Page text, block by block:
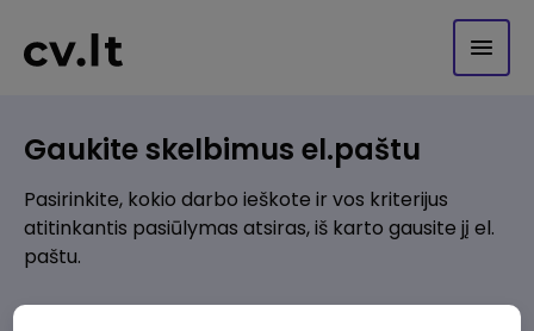
Gaukite skelbimus el.paštu
Pasirinkite, kokio darbo ieškote ir vos kriterijus
atitinkantis pasiūlymas atsiras, iš karto gausite jį el.
paštu.